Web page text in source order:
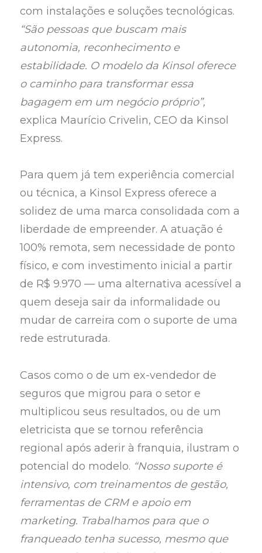
com instalações e soluções tecnológicas.
“São pessoas que buscam mais
autonomia, reconhecimento e
estabilidade. O modelo da Kinsol oferece
o caminho para transformar essa
bagagem em um negócio próprio”,
explica Maurício Crivelin, CEO da Kinsol
Express.
Para quem já tem experiência comercial
ou técnica, a Kinsol Express oferece a
solidez de uma marca consolidada com a
liberdade de empreender. A atuação é
100% remota, sem necessidade de ponto
físico, e com investimento inicial a partir
de R$ 9.970 — uma alternativa acessível a
quem deseja sair da informalidade ou
mudar de carreira com o suporte de uma
rede estruturada.
Casos como o de um ex-vendedor de
seguros que migrou para o setor e
multiplicou seus resultados, ou de um
eletricista que se tornou referência
regional após aderir à franquia, ilustram o
potencial do modelo. “Nosso suporte é
intensivo, com treinamentos de gestão,
ferramentas de CRM e apoio em
marketing. Trabalhamos para que o
franqueado tenha sucesso, mesmo que